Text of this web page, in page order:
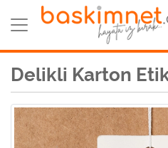
Delikli Karton